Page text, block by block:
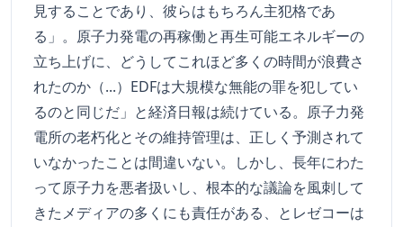
見することであり、彼らはもちろん主犯格であ
る」。原子力発電の再稼働と再生可能エネルギーの
立ち上げに、どうしてこれほど多くの時間が浪費さ
れたのか（...）EDFは大規模な無能の罪を犯してい
るのと同じだ」と経済日報は続けている。原子力発
電所の老朽化とその維持管理は、正しく予測されて
いなかったことは間違いない。しかし、長年にわた
って原子力を悪者扱いし、根本的な議論を風刺して
きたメディアの多くにも責任がある、とレゼコーは